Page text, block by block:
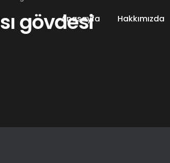
Anasayfa Hakkımızda
gövdesi